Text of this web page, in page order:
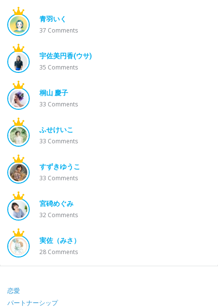
青羽いく
37 Comments
宇佐美円香(ウサ)
35 Comments
桐山 慶子
33 Comments
ふせけいこ
33 Comments
すずきゆうこ
33 Comments
宮碕めぐみ
32 Comments
実佐（みさ）
28 Comments
Footer
恋愛
パートナーシップ